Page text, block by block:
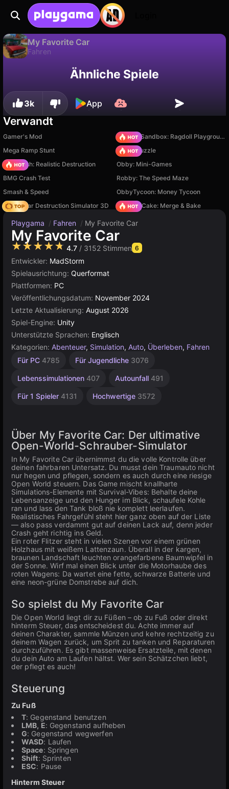
My Favorite Car
Fahren
Ähnliche Spiele
3k App
Verwandt
Gamer's Mod
Sprunki Sandbox: Ragdoll Playground Mode
Mega Ramp Stunt
Arrow Puzzle
Car Crush: Realistic Destruction
Obby: Mini-Games
BMG Crash Test
Robby: The Speed Maze
Smash & Speed
ObbyTycoon: Money Tycoon
Online Car Destruction Simulator 3D
Piece of Cake: Merge & Bake
Playgama / Fahren / My Favorite Car
My Favorite Car
★★★★★ 4.7 / 3152 Stimmen 6
Entwickler: MadStorm
Spielausrichtung: Querformat
Plattformen: PC
Veröffentlichungsdatum: November 2024
Letzte Aktualisierung: August 2026
Spiel-Engine: Unity
Unterstützte Sprachen: Englisch
Kategorien: Abenteuer, Simulation, Auto, Überleben, Fahren
Für PC 4785 Für Jugendliche 3076
Lebenssimulationen 407 Autounfall 491
Für 1 Spieler 4131 Hochwertige 3572
Open-
382
Browser
Unity
3175
Realistische
Über My Favorite Car: Der ultimative
Open-World-Schrauber-Simulator
In My Favorite Car übernimmst du die volle Kontrolle über
deinen fahrbaren Untersatz. Du musst dein Traumauto nicht
nur hegen und pflegen, sondern es auch durch eine riesige
Open World steuern. Das Game mischt knallharte
Simulations-Elemente mit Survival-Vibes: Behalte deine
Lebensanzeige und den Hunger im Blick, schaufele Kohle
ran und lass den Tank bloß nie komplett leerlaufen.
Realistisches Fahrgefühl steht hier ganz oben auf der Liste
— also pass verdammt gut auf deinen Lack auf, denn jeder
Crash geht richtig ins Geld.
Ein roter Flitzer steht in vielen Szenen vor einem grünen
Holzhaus mit weißem Lattenzaun. Überall in der kargen,
braunen Landschaft leuchten orangefarbene Baumwipfel in
der Sonne. Wirf mal einen Blick unter die Motorhaube des
roten Wagens: Da wartet eine fette, schwarze Batterie und
eine neon-grüne Domstrebe auf dich.
So spielst du My Favorite Car
Die Open World liegt dir zu Füßen – ob zu Fuß oder direkt
hinterm Steuer, das entscheidest du. Achte immer auf
deinen Charakter, sammle Münzen und kehre rechtzeitig zu
deinem Wagen zurück, um Sprit zu tanken und Reparaturen
durchzuführen. Es gibt massenweise Ersatzteile, mit denen
du dein Auto am Laufen hältst. Wer sein Schätzchen liebt,
der pflegt es auch!
Steuerung
Zu Fuß
T: Gegenstand benutzen
LMB, E: Gegenstand aufheben
G: Gegenstand wegwerfen
WASD: Laufen
Space: Springen
Shift: Sprinten
ESC: Pause
Hinterm Steuer